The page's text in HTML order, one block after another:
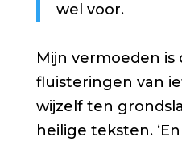
wel voor.
Mijn vermoeden is
fluisteringen van
wijzelf ten
heilige teksten. ‘En